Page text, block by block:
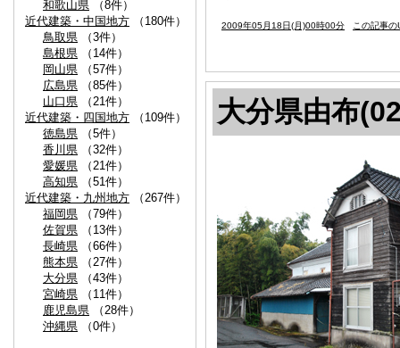
和歌山県 （8件）
近代建築・中国地方 （180件）
鳥取県 （3件）
島根県 （14件）
岡山県 （57件）
広島県 （85件）
山口県 （21件）
近代建築・四国地方 （109件）
徳島県 （5件）
香川県 （32件）
愛媛県 （21件）
高知県 （51件）
近代建築・九州地方 （267件）
福岡県 （79件）
佐賀県 （13件）
長崎県 （66件）
熊本県 （27件）
大分県 （43件）
宮崎県 （11件）
鹿児島県 （28件）
沖縄県 （0件）
2009年05月18日(月)00時00分 この記事の
大分県由布